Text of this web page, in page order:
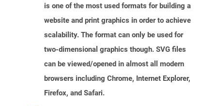
is one of the most used formats for building a
website and print graphics in order to achieve
scalability. The format can only be used for
two-dimensional graphics though. SVG files
can be viewed/opened in almost all modern
browsers including Chrome, Internet Explorer,
Firefox, and Safari.